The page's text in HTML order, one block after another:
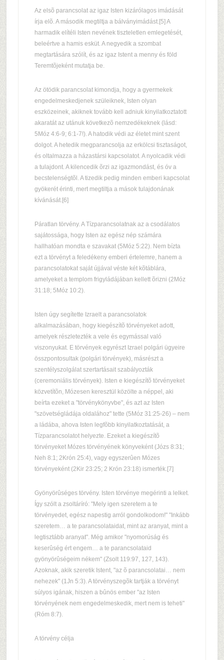
Az elsõ parancsolat az igaz Isten kizárólagos imádását
írja elõ. A második megtiltja a bálványimádást.[5] A
harmadik elítéli Isten nevének tiszteletlen emlegetését,
beleértve a hamis esküt. A negyedik a szombat
megtartására szólít, és az igaz Istent a menny és föld
Teremtõjeként mutatja be.
Az ötödik parancsolat kimondja, hogy a gyermekek
engedelmeskedjenek szüleiknek, Isten olyan
eszközeinek, akiknek tovább kell adniuk kinyilatkoztatott
akaratát az utánuk következõ nemzedékeknek (lásd:
5Móz 4:6-9; 6:1-7!). A hatodik védi az életet mint szent
dolgot. A hetedik megparancsolja az erkölcsi tisztaságot,
és oltalmazza a házastársi kapcsolatot. A nyolcadik védi
a tulajdont. A kilencedik õrzi az igazmondást, és óv a
becstelenségtõl. A tizedik pedig minden emberi kapcsolat
gyökerét érinti, mert megtiltja a mások tulajdonának
kívánását.[6]
Páratlan törvény. A Tízparancsolatnak az a csodálatos
sajátossága, hogy Isten az egész nép számára
hallhatóan mondta e szavakat (5Móz 5:22). Nem bízta
ezt a törvényt a feledékeny emberi értelemre, hanem a
parancsolatokat saját újjával véste két kõtáblára,
amelyeket a templom frigyládájában kellett õrizni (2Móz
31:18; 5Móz 10:2).
Isten úgy segítette Izraelt a parancsolatok
alkalmazásában, hogy kiegészítõ törvényeket adott,
amelyek részletezték a vele és egymással való
viszonyukat. E törvények egyrészt Izrael polgári ügyeire
összpontosultak (polgári törvények), másrészt a
szentélyszolgálat szertartásait szabályozták
(ceremoniális törvények). Isten e kiegészítõ törvényeket
közvetítõn, Mózesen keresztül közölte a néppel, aki
beírta ezeket a "törvénykönyvbe", és azt az Isten
"szövetségládája oldalához" tette (5Móz 31:25-26) – nem
a ládába, ahova Isten legfõbb kinyilatkoztatását, a
Tízparancsolatot helyezte. Ezeket a kiegészítõ
törvényeket Mózes törvényének könyveként (Józs 8:31;
Neh 8:1; 2Krón 25:4), vagy egyszerûen Mózes
törvényeként (2Kir 23:25; 2 Krón 23:18) ismerték.[7]
Gyönyörûséges törvény. Isten törvénye megérinti a lelket.
Így szólt a zsoltáríró: "Mely igen szeretem a te
törvényedet, egész napestig arról gondolkodom!" "Inkább
szeretem… a te parancsolataidat, mint az aranyat, mint a
legtisztább aranyat". Még amikor "nyomorúság és
keserûség ért engem… a te parancsolataid
gyönyörûségeim nékem" (Zsolt 119:97, 127, 143).
Azoknak, akik szeretik Istent, "az õ parancsolatai… nem
nehezek" (1Jn 5:3). A törvényszegõk tartják a törvényt
súlyos igának, hiszen a bûnös ember "az Isten
törvényének nem engedelmeskedik, mert nem is teheti"
(Róm 8:7).
A törvény célja